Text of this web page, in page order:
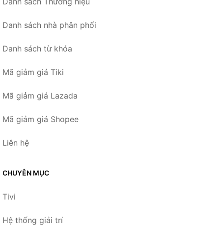
Danh sách nhà phân phối
Danh sách từ khóa
Mã giảm giá Tiki
Mã giảm giá Lazada
Mã giảm giá Shopee
Liên hệ
CHUYÊN MỤC
Tivi
Hệ thống giải trí